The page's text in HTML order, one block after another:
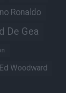
Ronaldo
De Gea
Ed Woodward